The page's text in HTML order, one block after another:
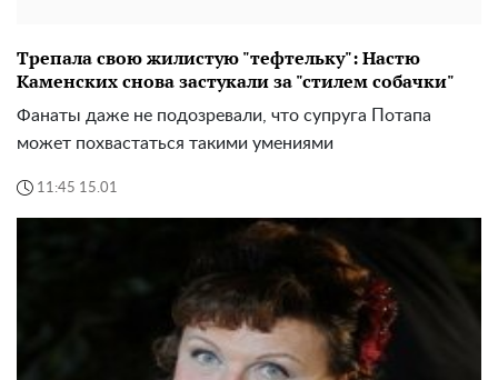
Трепала свою жилистую "тефтельку": Настю
Каменских снова застукали за "стилем собачки"
Фанаты даже не подозревали, что супруга Потапа
может похвастаться такими умениями
11:45 15.01